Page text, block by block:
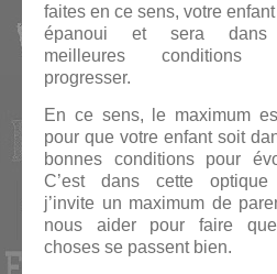
faites en ce sens, votre
épanoui et sera
meilleures conditions
progresser.
En ce sens, le maximum
pour que votre enfant soit
bonnes conditions pour
C’est dans cette
j’invite un maximum de
nous aider pour faire
choses se passent bien.